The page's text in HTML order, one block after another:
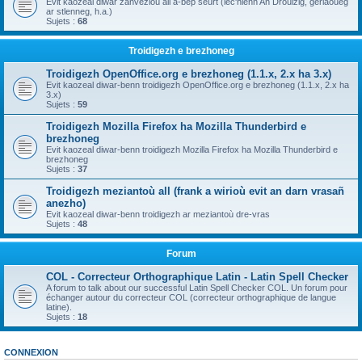
ar stlenneg, h.a.)
Sujets : 68
Troidigezh e brezhoneg
Troidigezh OpenOffice.org e brezhoneg (1.1.x, 2.x ha 3.x)
Evit kaozeal diwar-benn troidigezh OpenOffice.org e brezhoneg (1.1.x, 2.x ha
3.x)
Sujets : 59
Troidigezh Mozilla Firefox ha Mozilla Thunderbird e
brezhoneg
Evit kaozeal diwar-benn troidigezh Mozilla Firefox ha Mozilla Thunderbird e
brezhoneg
Sujets : 37
Troidigezh meziantoù all (frank a wirioù evit an darn vrasañ
anezho)
Evit kaozeal diwar-benn troidigezh ar meziantoù dre-vras
Sujets : 48
Forum
COL - Correcteur Orthographique Latin - Latin Spell Checker
A forum to talk about our successful Latin Spell Checker COL. Un forum pour
échanger autour du correcteur COL (correcteur orthographique de langue
latine).
Sujets : 18
CONNEXION